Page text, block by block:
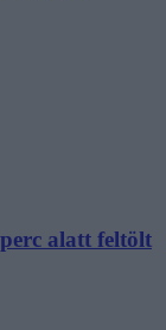
alatt feltölt